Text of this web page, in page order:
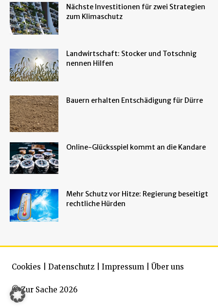
Nächste Investitionen für zwei Strategien
zum Klimaschutz
Landwirtschaft: Stocker und Totschnig
nennen Hilfen
Bauern erhalten Entschädigung für Dürre
Online-Glücksspiel kommt an die Kandare
Mehr Schutz vor Hitze: Regierung beseitigt
rechtliche Hürden
© Zur Sache 2026
Cookies Datenschutz Impressum Über uns